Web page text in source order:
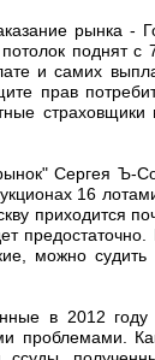
рынка -
поднят
и самих
прав
Сергея Ъ-
16
приходится
можно
в 2012 году
проблемами.